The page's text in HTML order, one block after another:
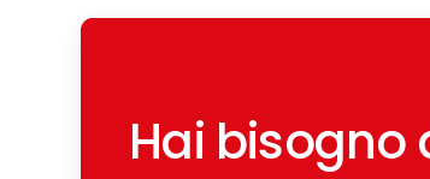
Hai bisogno